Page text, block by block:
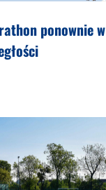
ponownie w